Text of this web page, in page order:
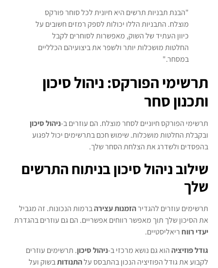
"הבנת תבניות תרשים היא חיונית לכל סוחר פורקס
מוצלח. התבניות הללו יכולות לספק רמזים חשובים על
כיוון העתיד של השוק, מאפשרות לסוחרים לקבל
החלטות מושכלות יותר ולשפר את ביצועיהם הכלליים
במסחר."
תרשימי הפורקס: ניהול סיכון
ותכנון סחר
תרשימי הפורקס חיוניים לסחר מוצלח. הם עוזרים ב-ניהול סיכון
ובקבלת החלטות מושכלות. שימוש חכם בתרשימים יכול לפגוע
בהפסדים ולשדרג את הצלחת הסחר שלך.
שילוב ניהול סיכון בניתוח התרשים
שלך
תרשימים עוזרים להגדירהזמנות עצירהברמות הנכונות. זה מגביל
את הסיכון שלך תוך מאפשר רווחים אפשריים. הם גם עוזרים בהגדרת
יעדי רווחריאליסטיים.
גודל פוזיציההוא גם נושא מרכזי ב-ניהול סיכון. תרשימים עוזרים
לקבוע את גודל הפוזיציה הנכון בהתבסס עלהתנודותבשוק ועל